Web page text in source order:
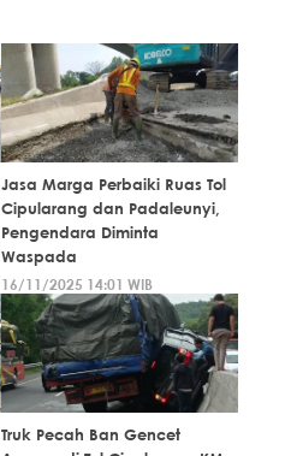
Jasa Marga Perbaiki Ruas Tol
Cipularang dan Padaleunyi,
Pengendara Diminta
Waspada
16/11/2025 14:01 WIB
Truk Pecah Ban Gencet